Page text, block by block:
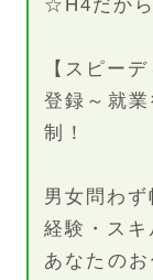
☆H4だか
【スピー
登録～就
制！
男女問わず
経験・スキ
あなたの